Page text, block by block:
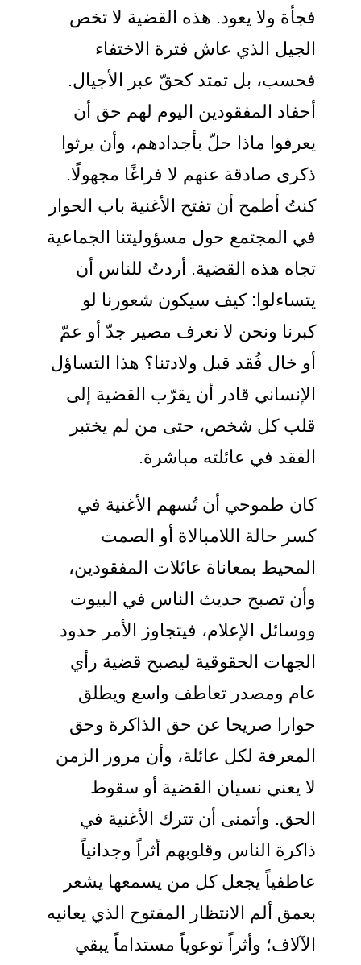
فجأة ولا يعود. هذه القضية لا تخص
الجيل الذي عاش فترة الاختفاء
فحسب، بل تمتد كحقّ عبر الأجيال.
أحفاد المفقودين اليوم لهم حق أن
يعرفوا ماذا حلّ بأجدادهم، وأن يرثوا
ذكرى صادقة عنهم لا فراغًا مجهولًا.
كنتُ أطمح أن تفتح الأغنية باب الحوار
في المجتمع حول مسؤوليتنا الجماعية
تجاه هذه القضية. أردتُ للناس أن
يتساءلوا: كيف سيكون شعورنا لو
كبرنا ونحن لا نعرف مصير جدّ أو عمّ
أو خال فُقد قبل ولادتنا؟ هذا التساؤل
الإنساني قادر أن يقرّب القضية إلى
قلب كل شخص، حتى من لم يختبر
الفقد في عائلته مباشرة.
كان طموحي أن تُسهم الأغنية في
كسر حالة اللامبالاة أو الصمت
المحيط بمعاناة عائلات المفقودين،
وأن تصبح حديث الناس في البيوت
ووسائل الإعلام، فيتجاوز الأمر حدود
الجهات الحقوقية ليصبح قضية رأي
عام ومصدر تعاطف واسع ويطلق
حوارا صريحا عن حق الذاكرة وحق
المعرفة لكل عائلة، وأن مرور الزمن
لا يعني نسيان القضية أو سقوط
الحق. وأتمنى أن تترك الأغنية في
ذاكرة الناس وقلوبهم أثراً وجدانياً
عاطفياً يجعل كل من يسمعها يشعر
بعمق ألم الانتظار المفتوح الذي يعانيه
الآلاف؛ وأثراً توعوياً مستداماً يبقي